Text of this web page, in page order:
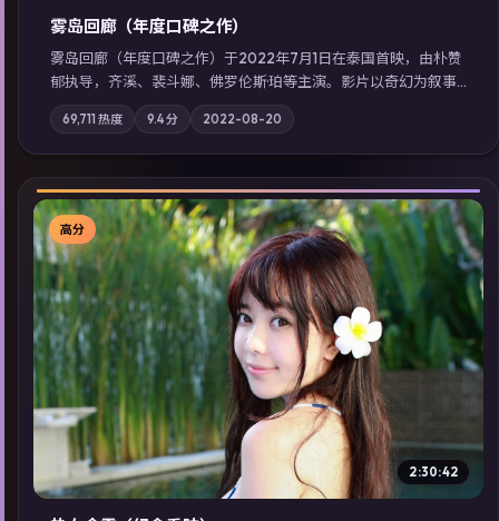
雾岛回廊（年度口碑之作）
雾岛回廊（年度口碑之作）于2022年7月1日在泰国首映，由朴赞
郁执导，齐溪、裴斗娜、佛罗伦斯·珀等主演。影片以奇幻为叙事
主轴，边境小镇的平静被一封匿名信彻底打破；摄影与配乐强化
地域气质；站内亦可通过「国产免费观看高清电视剧在线看」延
展检索同类型高分佳作，畅享高清在线追剧体验。
69,711 热度 9.4分 2022-08-20
▶
高分
2:30:42